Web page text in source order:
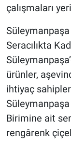
çalışmaları
Seracılıkta
ürünler,
ihtiyaç
Birimine ait
rengârenk